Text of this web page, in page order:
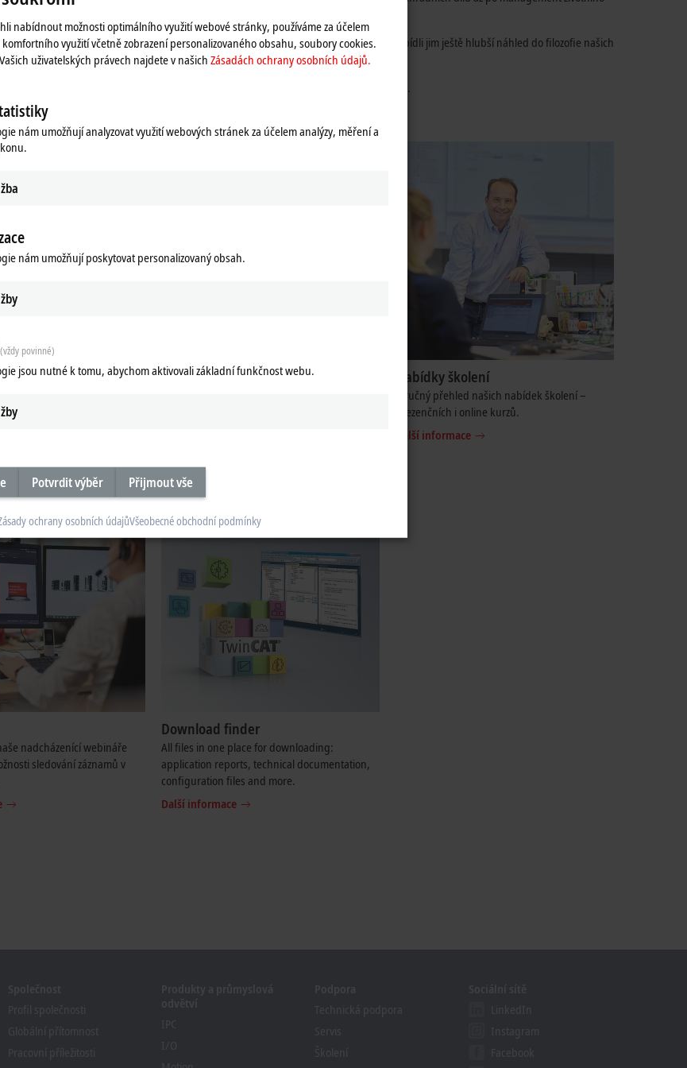
abychom naše zákazníky blíže seznámili s našimi výrobky a technologiemi a nabídli jim ještě hlubší náhled do filozofie našich
tyto služby nabízeli po celém světě v našich pobočkách a v příslušném lokálním jazyce.
služby
více informací.
Servisní produkty Nabídky školení
Stručný přehled našich nabídek školení –
prezenčních i online kurzů.
Další informace
nadcházenící webináře
sledování záznamů v
Download finder
All files in one place for downloading:
application reports, technical documentation,
configuration files and more.
Další informace
nabídnout možnosti optimálního využití webové stránky, používáme za účelem
využití včetně zobrazení personalizovaného obsahu, soubory cookies.
uživatelských právech najdete v našich Zásadách ochrany osobních údajů.
nám umožňují analyzovat využití webových stránek za účelem analýzy, měření a
nám umožňují poskytovat personalizovaný obsah.
(vždy povinné)
jsou nutné k tomu, abychom aktivovali základní funkčnost webu.
Potvrdit výběr Přijmout vše
ochrany osobních údajůVšeobecné obchodní podmínky